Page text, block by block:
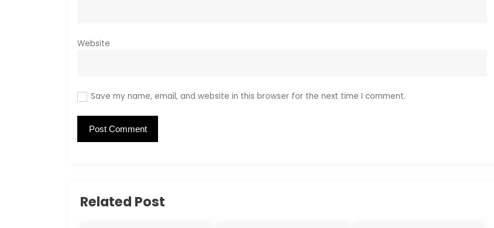
Website
Save my name, email, and website in this browser for the next time I comment.
Related Post